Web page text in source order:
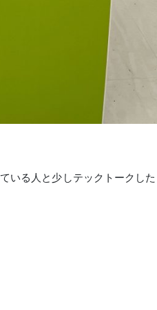
いる人と少しテックトークし